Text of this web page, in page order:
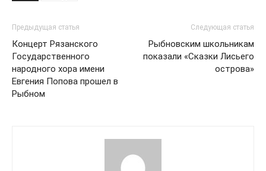
Предыдущая статья
Концерт Рязанского
Государственного
народного хора имени
Евгения Попова прошел в
Рыбном
Следующая статья
Рыбновским школьникам
показали «Сказки Лисьего
острова»